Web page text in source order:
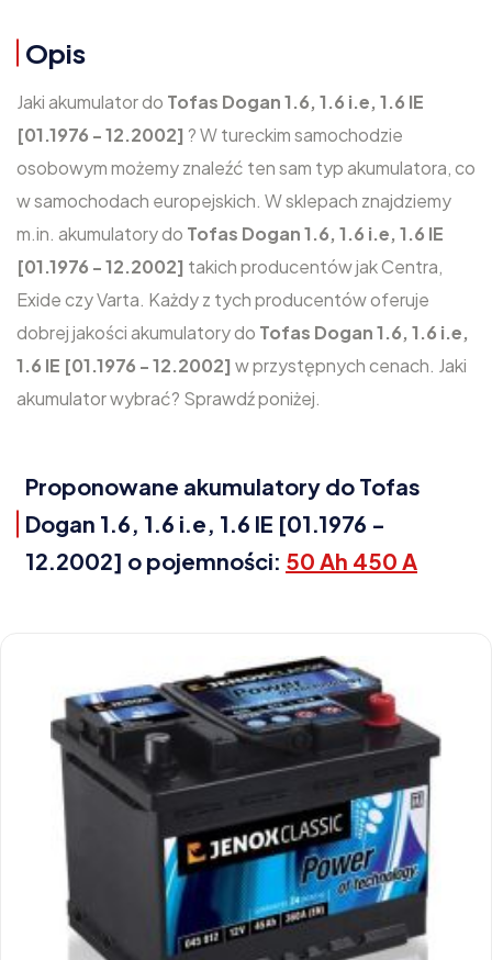
Opis
Jaki akumulator do Tofas Dogan 1.6, 1.6 i.e, 1.6 IE
[01.1976 - 12.2002] ? W tureckim samochodzie
osobowym możemy znaleźć ten sam typ akumulatora, co
w samochodach europejskich. W sklepach znajdziemy
m.in. akumulatory do Tofas Dogan 1.6, 1.6 i.e, 1.6 IE
[01.1976 - 12.2002] takich producentów jak Centra,
Exide czy Varta. Każdy z tych producentów oferuje
dobrej jakości akumulatory do Tofas Dogan 1.6, 1.6 i.e,
1.6 IE [01.1976 - 12.2002] w przystępnych cenach. Jaki
akumulator wybrać? Sprawdź poniżej.
Proponowane akumulatory do Tofas
Dogan 1.6, 1.6 i.e, 1.6 IE [01.1976 -
12.2002] o pojemności: 50 Ah 450 A